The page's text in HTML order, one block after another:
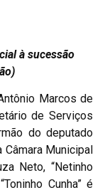
à sucessão
Marcos de
de Serviços
do deputado
Municipal
Neto, “Netinho
Cunha” é